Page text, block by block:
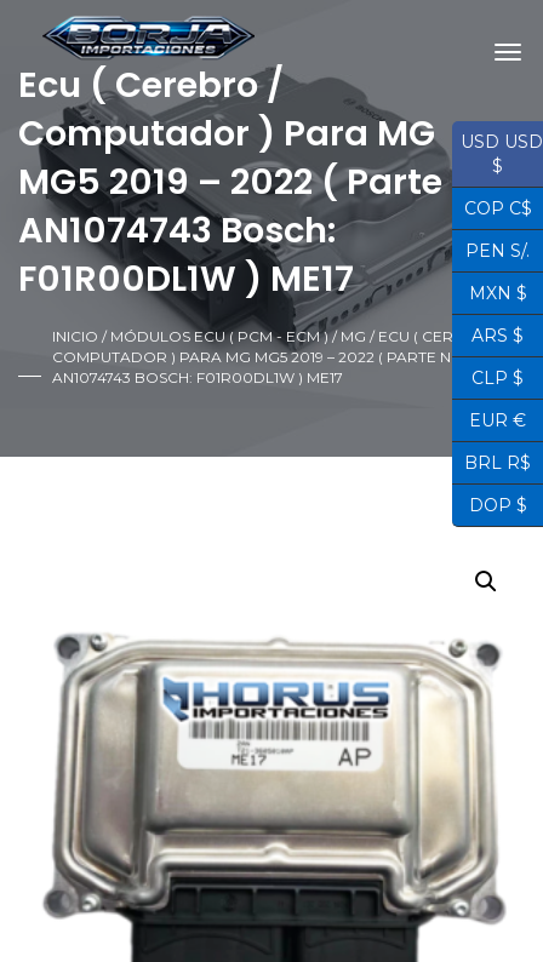
Ecu ( Cerebro /
Computador ) Para MG
MG5 2019 – 2022 ( Parte No.
AN1074743 Bosch:
F01R00DL1W ) ME17
INICIO / MÓDULOS ECU ( PCM - ECM )/ MG / ECU ( CEREBRO /
COMPUTADOR ) PARA MG MG5 2019 – 2022 ( PARTE NO.
AN1074743 BOSCH: F01R00DL1W ) ME17
USD USD
$
COP C$
PEN S/.
MXN $
ARS $
CLP $
EUR €
BRL R$
DOP $